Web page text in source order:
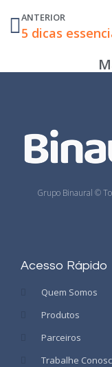
ANTERIOR
Grupo Binaural ©
Acesso Rápido
Quem Somos
Produtos
Parceiros
Trabalhe